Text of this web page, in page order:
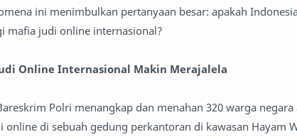
ini menimbulkan pertanyaan besar: apakah
mafia judi online internasional?
Online Internasional Makin Merajalela
Polri menangkap dan menahan 320 warga
online di sebuah gedung perkantoran di kawasan Hayam